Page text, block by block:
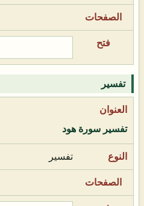
تفسير
تفسير سورة هود
تفسير